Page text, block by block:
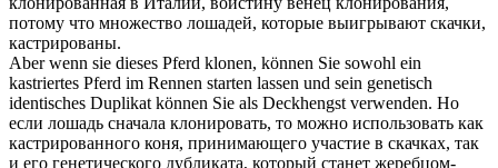
потому что множество лошадей, которые выигрывают скачки,
кастрированы.
Aber wenn sie dieses Pferd klonen, können Sie sowohl ein
kastriertes Pferd im Rennen starten lassen und sein genetisch
identisches Duplikat können Sie als Deckhengst verwenden. Но
если лошадь сначала клонировать, то можно использовать как
кастрированного коня, принимающего участие в скачках, так
и его генетического дубликата, который станет жеребцом-